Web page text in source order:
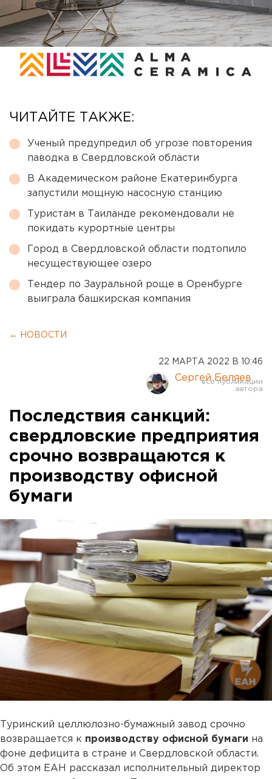
ЧИТАЙТЕ ТАКЖЕ:
Ученый предупредил об угрозе повторения
паводка в Свердловской области
В Академическом районе Екатеринбурга
запустили мощную насосную станцию
Туристам в Таиланде рекомендовали не
покидать курортные центры
Город в Свердловской области подтопило
несуществующее озеро
Тендер по Зауральной роще в Оренбурге
выиграла башкирская компания
← НОВОСТИ
22 МАРТА 2022 В 10:46
Сергей Беляев
Последствия санкций:
свердловские предприятия
срочно возвращаются к
производству офисной
бумаги
Туринский целлюлозно-бумажный завод срочно
возвращается к производству офисной бумаги на
фоне дефицита в стране и Свердловской области.
Об этом ЕАН рассказал исполнительный директор